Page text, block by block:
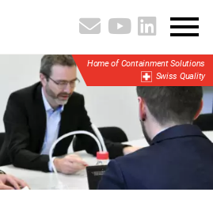
Home of Containment Solutions
Swiss Quality